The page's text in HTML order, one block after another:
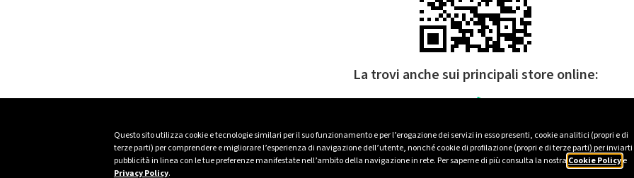
Questo sito utilizza cookie e tecnologie similari per il suo funzionamento e per l’erogazione dei servizi in esso presenti, cookie analitici (propri e di
terze parti) per comprendere e migliorare l’esperienza di navigazione dell’utente, nonché cookie di profilazione (propri e di terze parti) per inviarti
pubblicità in linea con le tue preferenze manifestate nell’ambito della navigazione in rete. Per saperne di più consulta la nostra Cookie Policye
Privacy Policy.
La trovi anche sui principali store online: